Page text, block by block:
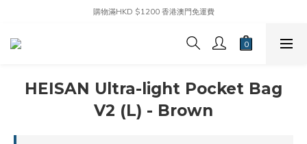
購物滿HKD $1200 香港澳門免運費
HEISAN Ultra-light Pocket Bag
V2 (L) - Brown